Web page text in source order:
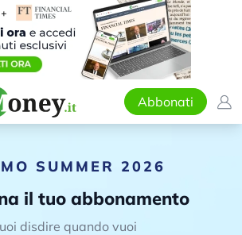
Abbonati
SUMMER 2026
il tuo abbonamento
disdire quando vuoi